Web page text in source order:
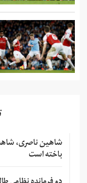
شاهین ناصری،
باخته است